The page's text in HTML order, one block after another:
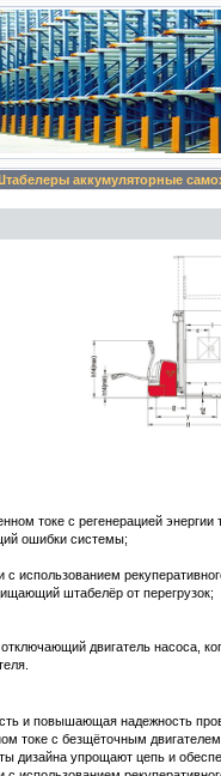
аккумуляторные
токе с регенерацией энергии
ошибки системы;
использованием
штабелёр от перегрузок;
двигатель насоса,
и повышающая надежность
токе с безщёточным
дизайна упрощают цепь и